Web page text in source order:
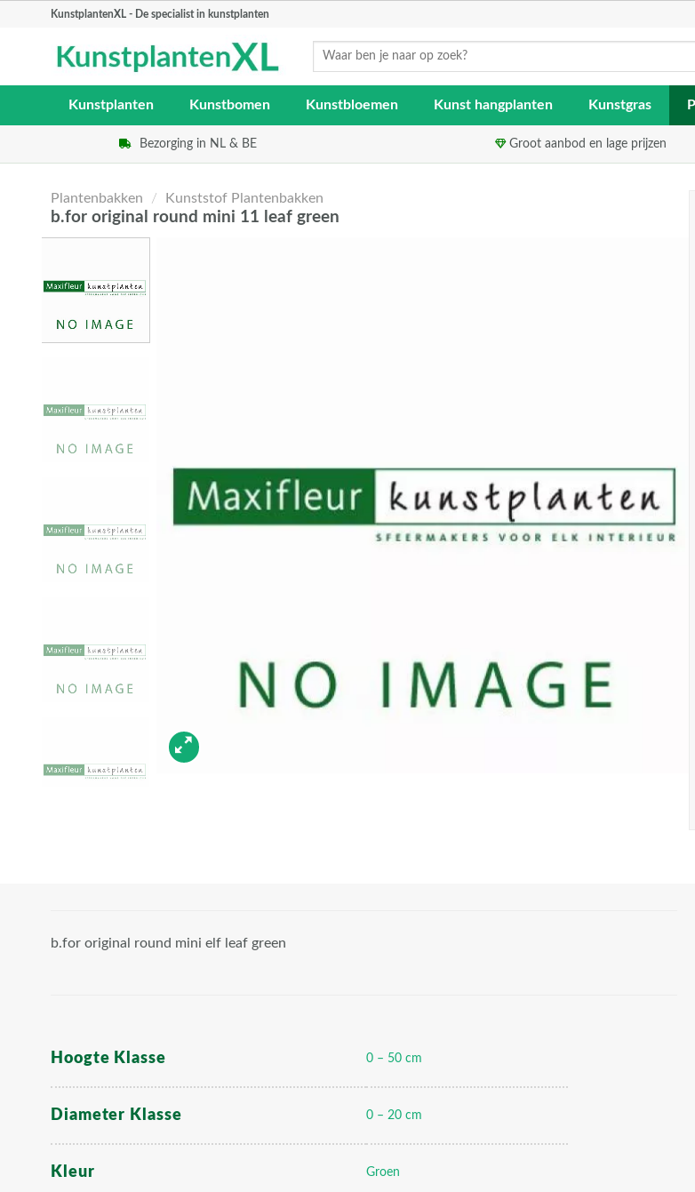
KunstplantenXL - De specialist in kunstplanten
Zoeken
Kunstplanten Kunstbomen Kunstbloemen Kunst hangplanten Kunstgras
Bezorging in NL & BE Groot aanbod en lage prijzen
Plantenbakken / Kunststof Plantenbakken
b.for original round mini 11 leaf green
b.for original round mini elf leaf green
Hoogte Klasse 0 – 50 cm
Diameter Klasse 0 – 20 cm
Kleur Groen